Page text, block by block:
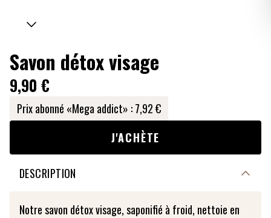
Savon détox visage
9,90 €
Prix abonné «Mega addict» :7,92 €
J'ACHÈTE
DESCRIPTION
Notre savon détox visage, saponifié à froid, nettoie en